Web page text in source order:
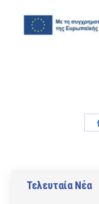
Τελευταία Νέα